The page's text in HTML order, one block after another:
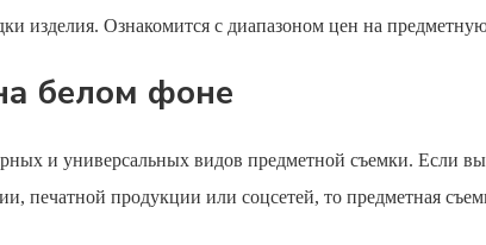
изделия. Ознакомится с диапазоном цен на
белом фоне
и универсальных видов предметной съемки. Если вы
печатной продукции или соцсетей, то предметная